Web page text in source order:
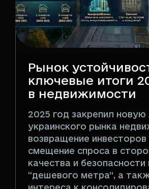
Рынок
ключевые итоги
в недвижимости
2025 год закрепил новую
украинского рынка
возвращение инвесторов
смещение спроса в
качества и безопасности
“дешевого метра”, а
интереса к